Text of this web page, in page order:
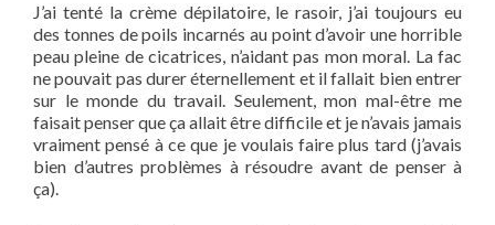
J’ai tenté la crème dépilatoire, le rasoir, j’ai toujours eu
des tonnes de poils incarnés au point d’avoir une horrible
peau pleine de cicatrices, n’aidant pas mon moral. La fac
ne pouvait pas durer éternellement et il fallait bien entrer
sur le monde du travail. Seulement, mon mal-être me
faisait penser que ça allait être difficile et je n’avais jamais
vraiment pensé à ce que je voulais faire plus tard (j’avais
bien d’autres problèmes à résoudre avant de penser à
ça).